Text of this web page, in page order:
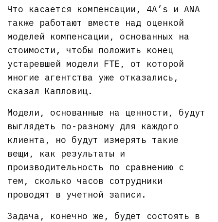
Что касается компенсации, 4A’s и ANA
также работают вместе над оценкой
моделей компенсации, основанных на
стоимости, чтобы положить конец
устаревшей модели FTE, от которой
многие агентства уже отказались,
сказал Капловиц.
Модели, основанные на ценности, будут
выглядеть по-разному для каждого
клиента, но будут измерять такие
вещи, как результаты и
производительность по сравнению с
тем, сколько часов сотрудники
проводят в учетной записи.
Задача, конечно же, будет состоять в